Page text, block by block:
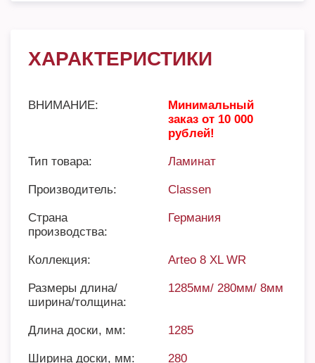
ХАРАКТЕРИСТИКИ
ВНИМАНИЕ:
Минимальный
заказ от 10 000
рублей!
Тип товара: Ламинат
Производитель: Classen
Страна
производства:
Германия
Коллекция: Arteo 8 XL WR
Размеры длина/
ширина/толщина:
1285мм/ 280мм/ 8мм
Длина доски, мм: 1285
Ширина доски, мм: 280